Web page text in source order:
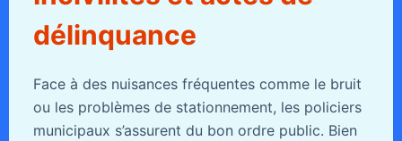
délinquance
Face à des nuisances fréquentes comme le bruit
ou les problèmes de stationnement, les policiers
municipaux s’assurent du bon ordre public. Bien